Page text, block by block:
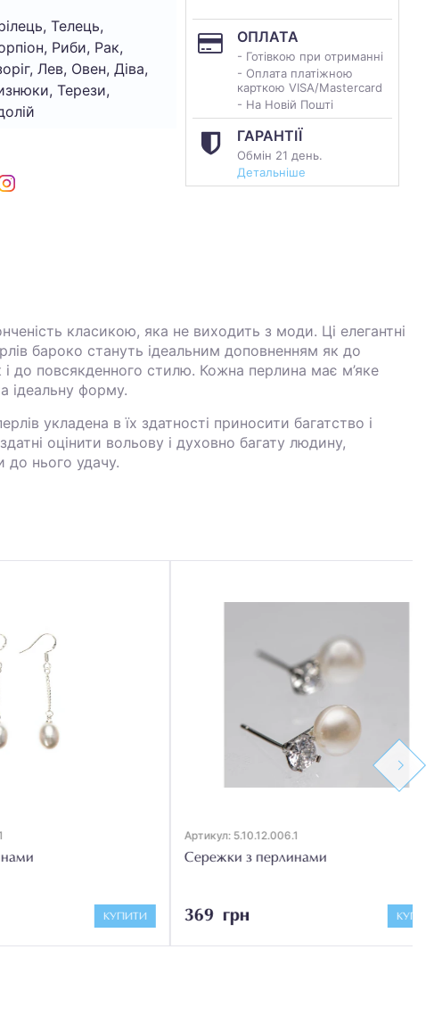
Телець,
Риби, Рак,
Лев, Овен, Діва,
Терези,
ОПЛАТА
- Готівкою при отриманні
- Оплата платіжною
карткою VISA/Mastercard
- На Новій Пошті
ГАРАНТІЇ
Обмін 21 день.
Детальніше
класикою, яка не виходить з моди. Ці елегантні
бароко стануть ідеальним доповненням як до
і до повсякденного стилю. Кожна перлина має м’яке
ідеальну форму.
укладена в їх здатності приносити багатство і
оцінити вольову і духовно багату людину,
до нього удачу.
Артикул: 5.10.12.006.1
Сережки з перлинами
369 грн
Next